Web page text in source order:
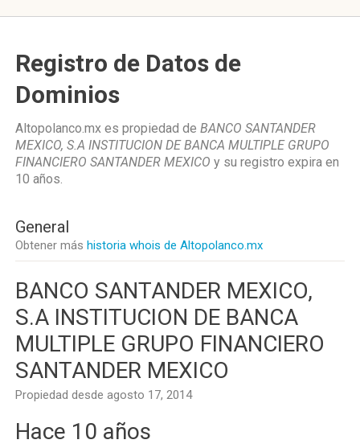
Registro de Datos de
Dominios
Altopolanco.mx es propiedad de BANCO SANTANDER
MEXICO, S.A INSTITUCION DE BANCA MULTIPLE GRUPO
FINANCIERO SANTANDER MEXICO y su registro expira en
10 años.
General
Obtener más historia whois de Altopolanco.mx
BANCO SANTANDER MEXICO,
S.A INSTITUCION DE BANCA
MULTIPLE GRUPO FINANCIERO
SANTANDER MEXICO
Propiedad desde agosto 17, 2014
Hace 10 años